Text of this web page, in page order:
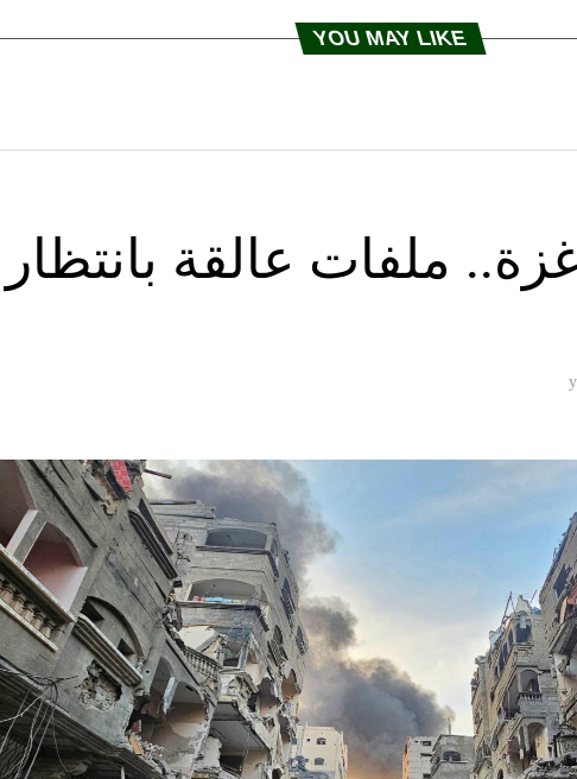
YOU MAY LIKE
ملفات عالقة بانتظار